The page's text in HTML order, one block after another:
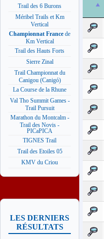
Trail des 6 Burons
Méribel Trails et Km
Vertical
Championnat France de
Km Vertical
Trail des Hauts Forts
Sierre Zinal
Trail Championnat du
Canigou (Canigó)
La Course de la Rhune
Val Tho Summit Games -
Trail Pursuit
Marathon du Montcalm -
Trail des Novis -
PICaPICA
TIGNES Trail
Trail des Etoiles 05
KMV du Criou
LES DERNIERS
RÉSULTATS